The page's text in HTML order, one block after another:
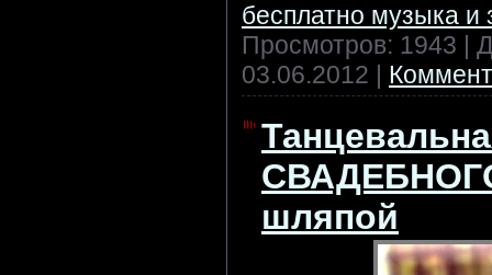
бесплатно музыка и
Просмотров: 1943 |
03.06.2012
шляпой